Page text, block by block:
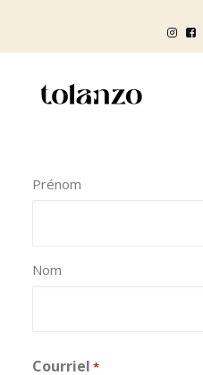
HOMME
Prénom
Nom
Courriel *